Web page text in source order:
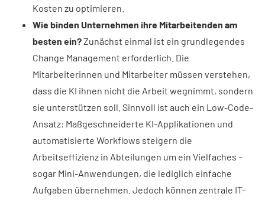
Kosten zu optimieren.
Wie binden Unternehmen ihre Mitarbeitenden am
besten ein?Zunächst einmal ist ein grundlegendes
Change Management erforderlich. Die
Mitarbeiterinnen und Mitarbeiter müssen verstehen,
dass die KI ihnen nicht die Arbeit wegnimmt, sondern
sie unterstützen soll. Sinnvoll ist auch ein Low-Code-
Ansatz: Maßgeschneiderte KI-Applikationen und
automatisierte Workflows steigern die
Arbeitseffizienz in Abteilungen um ein Vielfaches –
sogar Mini-Anwendungen, die lediglich einfache
Aufgaben übernehmen. Jedoch können zentrale IT-